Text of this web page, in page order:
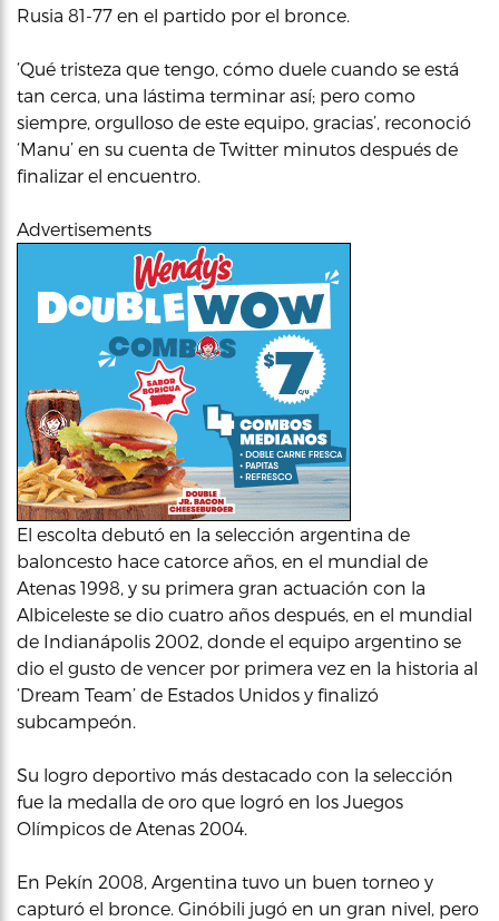
Rusia 81-77 en el partido por el bronce.
‘Qué tristeza que tengo, cómo duele cuando se está
tan cerca, una lástima terminar así; pero como
siempre, orgulloso de este equipo, gracias’, reconoció
‘Manu’ en su cuenta de Twitter minutos después de
finalizar el encuentro.
Advertisements
El escolta debutó en la selección argentina de
baloncesto hace catorce años, en el mundial de
Atenas 1998, y su primera gran actuación con la
Albiceleste se dio cuatro años después, en el mundial
de Indianápolis 2002, donde el equipo argentino se
dio el gusto de vencer por primera vez en la historia al
‘Dream Team’ de Estados Unidos y finalizó
subcampeón.
Su logro deportivo más destacado con la selección
fue la medalla de oro que logró en los Juegos
Olímpicos de Atenas 2004.
En Pekín 2008, Argentina tuvo un buen torneo y
capturó el bronce. Ginóbili jugó en un gran nivel, pero